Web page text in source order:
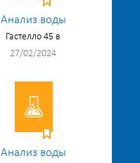
Анализ воды
Гастелло 45 в
27/02/2024
Анализ воды